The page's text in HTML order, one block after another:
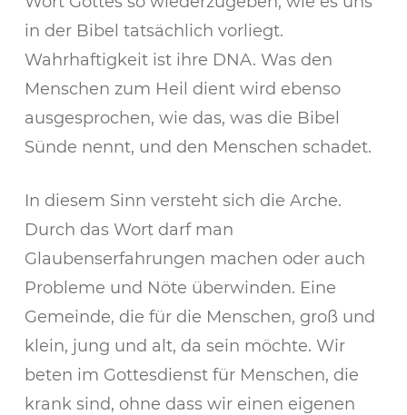
in der Bibel tatsächlich vorliegt.
Wahrhaftigkeit ist ihre DNA. Was den
Menschen zum Heil dient wird ebenso
ausgesprochen, wie das, was die Bibel
Sünde nennt, und den Menschen schadet.
In diesem Sinn versteht sich die Arche.
Durch das Wort darf man
Glaubenserfahrungen machen oder auch
Probleme und Nöte überwinden. Eine
Gemeinde, die für die Menschen, groß und
klein, jung und alt, da sein möchte. Wir
beten im Gottesdienst für Menschen, die
krank sind, ohne dass wir einen eigenen